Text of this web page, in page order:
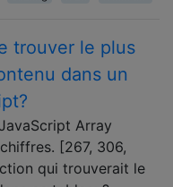
trouver le plus
dans un
Array
[267, 306,
qui trouverait le